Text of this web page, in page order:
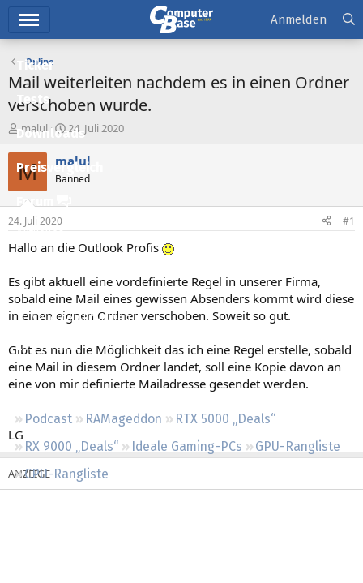
Ticker
Tests
Downloads
Preisvergleich
Forum
Aktuelles
Neue Beiträge
Neueste Aktivitäten
Leserartikel
Regeln
Podcast RAMageddon
RTX 5000 „Deals“
RX 9000 „Deals“
Ideale Gaming-PCs
GPU-Rangliste
CPU-Rangliste
Anmelden
Online
Mail weiterleiten nachdem es in einen Ordner
verschoben wurde.
E
r
s
t
e
r
malul
E
r
s
e
t
a
24. Juli 2020
M malul
Banned
24. Juli 2020 #1
Hallo an die Outlook Profis
Es gibt aktuell eine vordefinierte Regel in unserer Firma,
sobald eine Mail eines gewissen Absenders kommt wird diese
in einen eignen Ordner verschoben. Soweit so gut.
Gibt es nun die Möglichkeit das ich eine Regel erstelle, sobald
eine Mail in diesem Ordner landet, soll eine Kopie davon an
eine von mir definierte Mailadresse gesendet werden.
LG